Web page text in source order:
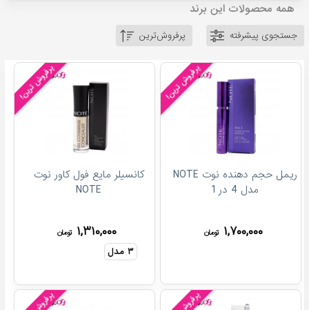
همه محصولات این برند
جستجوی پیشرفته پرفروش‌ترین
پرفروش ترین!
ریمل حجم دهنده نوت NOTE
مدل 4 در 1
۱,۷۰۰,۰۰۰ تومان
پرفروش ترین!
کانسیلر مایع فول کاور نوت
NOTE
۱,۳۱۰,۰۰۰ تومان
۳ مدل